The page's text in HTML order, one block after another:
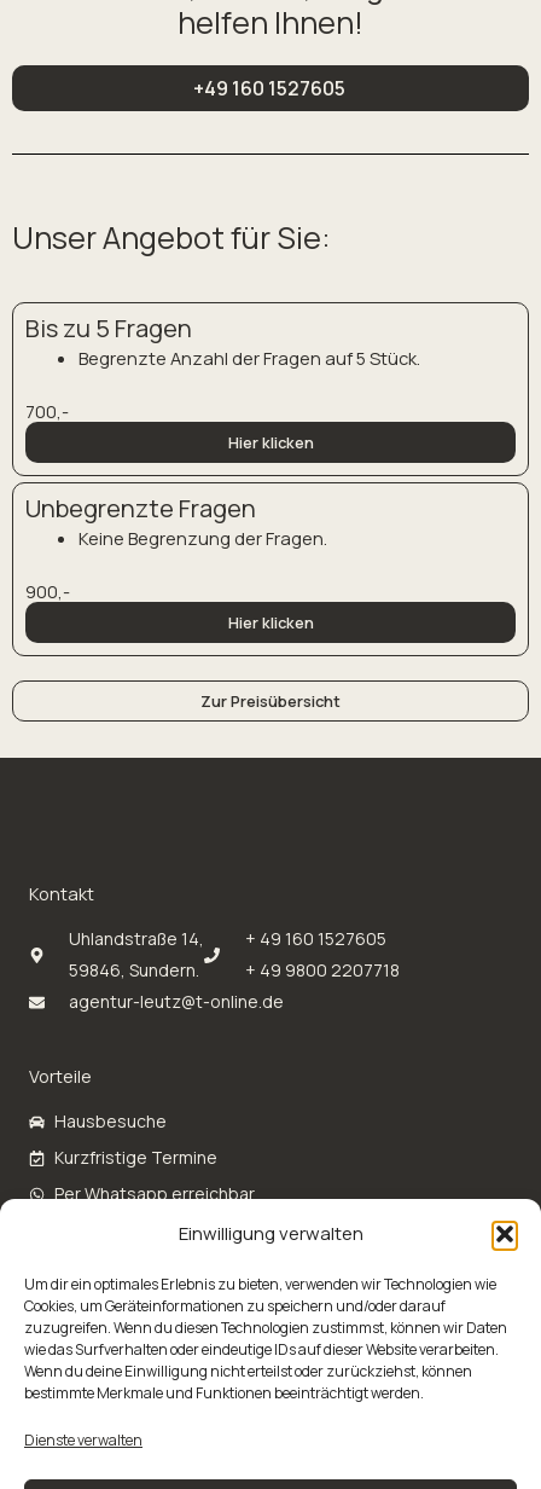
Einwilligung verwalten
Um dir ein optimales Erlebnis zu bieten, verwenden wir Technologien wie
Cookies, um Geräteinformationen zu speichern und/oder darauf
zuzugreifen. Wenn du diesen Technologien zustimmst, können wir Daten
wie das Surfverhalten oder eindeutige IDs auf dieser Website verarbeiten.
Wenn du deine Einwilligung nicht erteilst oder zurückziehst, können
bestimmte Merkmale und Funktionen beeinträchtigt werden.
Dienste verwalten
helfen Ihnen!
+49 160 1527605
Unser Angebot für Sie:
Bis zu 5 Fragen
Begrenzte Anzahl der Fragen auf 5 Stück.
700,-
Hier klicken
Unbegrenzte Fragen
Keine Begrenzung der Fragen.
900,-
Hier klicken
Zur Preisübersicht
Kontakt
Uhlandstraße 14,
59846, Sundern​.
+ 49 160 1527605
+ 49 9800 2207718
agentur-leutz@t-online.de
Vorteile
Hausbesuche
Kurzfristige Termine
Per Whatsapp erreichbar
Auch auf YouTube
Erfahren Sie mehr!
Über mich
Spermaspuren nachweisen